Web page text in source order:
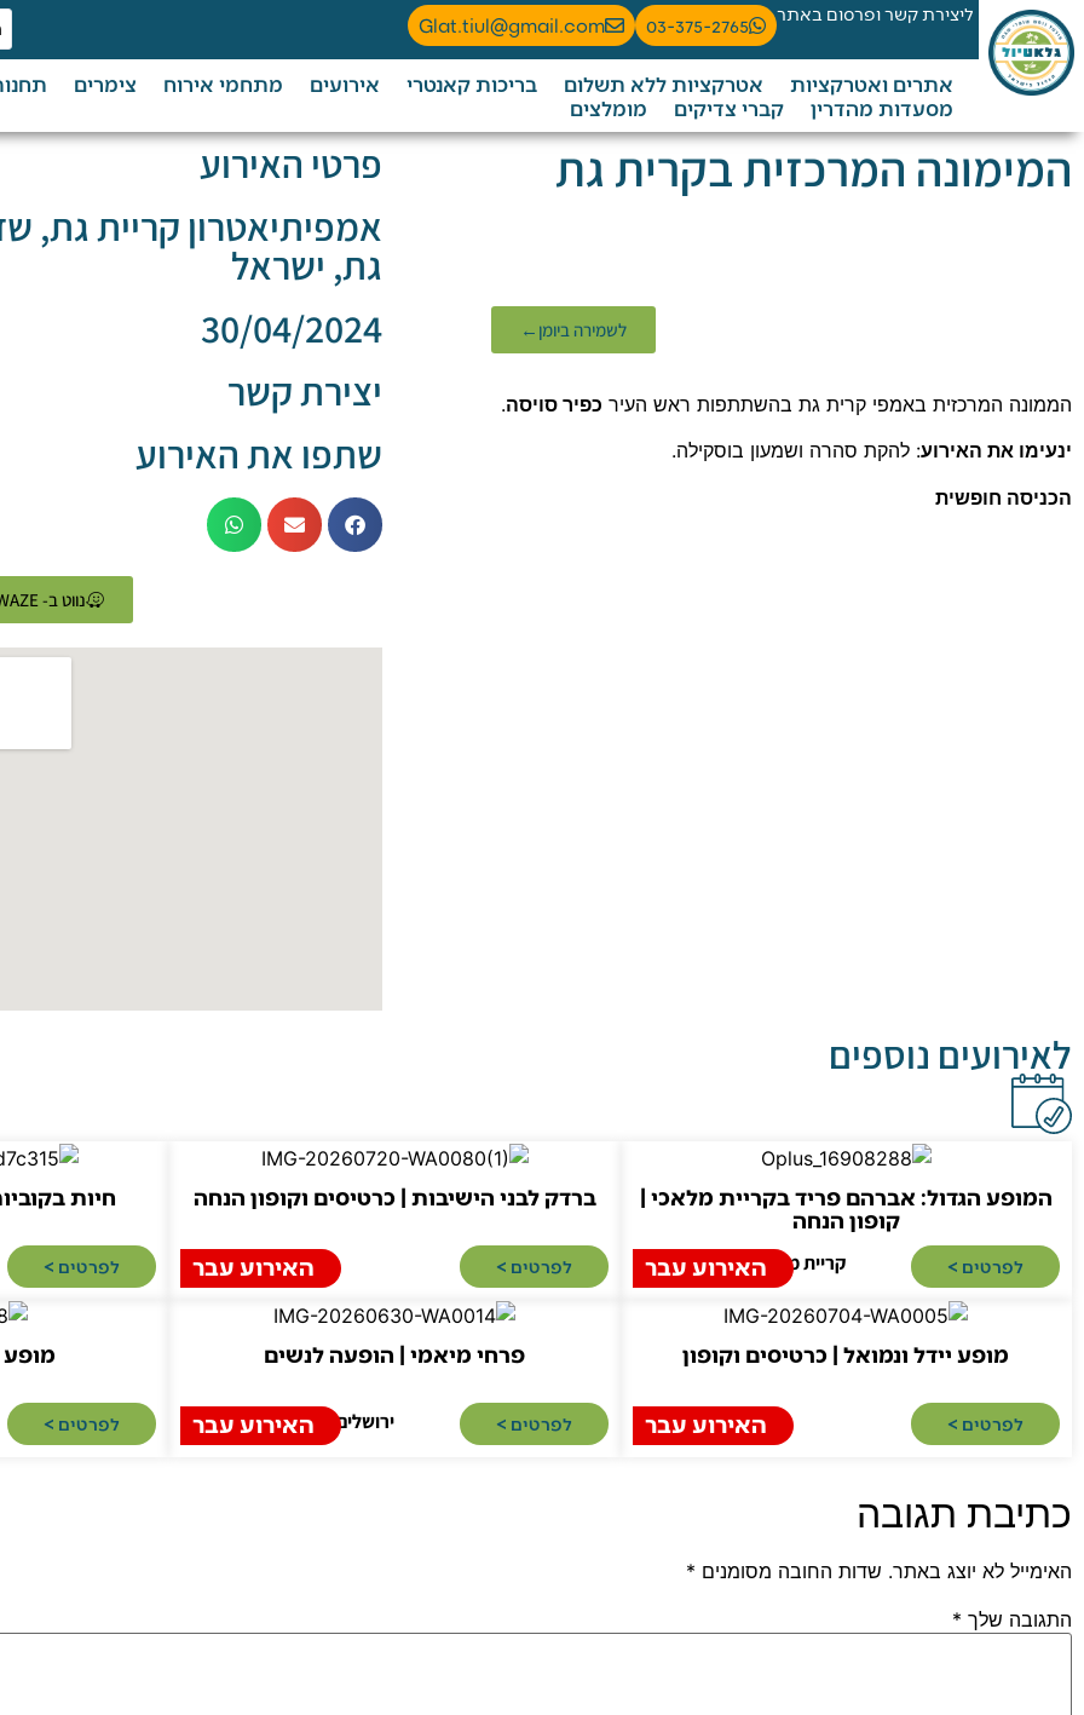
ליצירת קשר ופרסום באתר 03-375-2765
Glat.tiul@gmail.com
אתרים ואטרקציות אטרקציות ללא תשלום בריכות קאנטרי אירועים מתחמי אירוח צימרים
מסעדות מהדרין
קברי צדיקים מומלצים
המימונה המרכזית בקרית גת
לשמירה ביומן←
הממונה המרכזית באמפי קרית גת בהשתתפות ראש העיר כפיר סויסה.
ינעימו את האירוע: להקת סהרה ושמעון בוסקילה.
הכניסה חופשית
פרטי האירוע
אמפיתיאטרון קריית גת,
גת, ישראל
30/04/2024
יצירת קשר
שתפו את האירוע
נווט ב- WAZE
לאירועים נוספים
המופע הגדול: אברהם פריד בקריית מלאכי |
קופון הנחה
לפרטים >​ קריית מלאכיהאירוע עבר
ברדק לבני הישיבות | כרטיסים וקופון הנחה
לפרטים >​ האירוע עבר
חיות
לפרטים >​
מופע יידל ונמואל | כרטיסים וקופון
לפרטים >​ האירוע עבר
פרחי מיאמי | הופעה לנשים
לפרטים >​ ירושלים האירוע עבר
מופע
לפרטים >​
כתיבת תגובה
האימייל לא יוצג באתר. שדות החובה מסומנים *
התגובה שלך *